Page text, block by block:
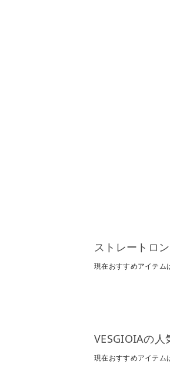
ストレートロ
現在おすすめアイテム
VESGIOIAの人
現在おすすめアイテム